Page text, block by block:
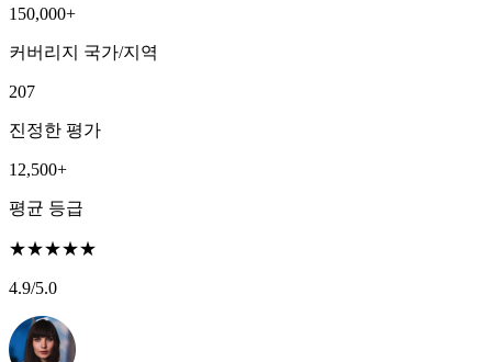
150,000+
커버리지 국가/지역
207
진정한 평가
12,500+
평균 등급
★★★★★
4.9/5.0